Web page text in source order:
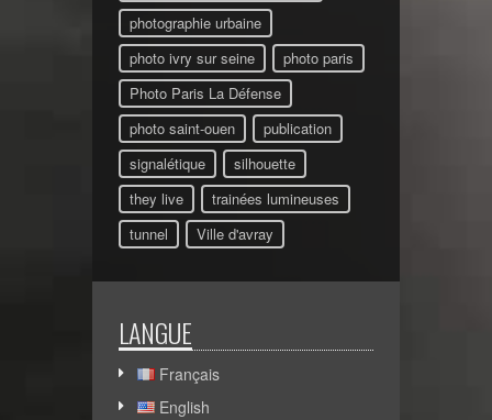
photographie urbaine
photo ivry sur seine
photo paris
Photo Paris La Défense
photo saint-ouen
publication
signalétique
silhouette
they live
trainées lumineuses
tunnel
Ville d'avray
LANGUE
Français
English